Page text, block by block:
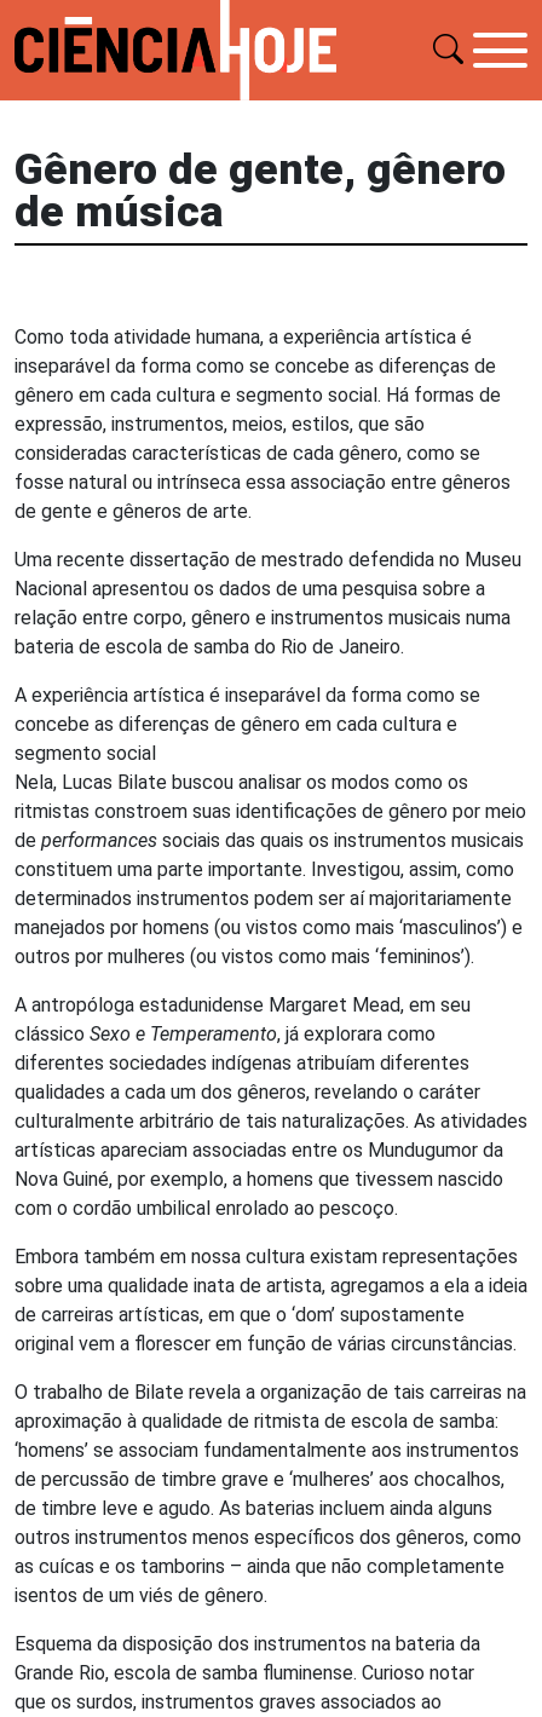
Gênero de gente, gênero
de música
Como toda atividade humana, a experiência artística é
inseparável da forma como se concebe as diferenças de
gênero em cada cultura e segmento social. Há formas de
expressão, instrumentos, meios, estilos, que são
consideradas características de cada gênero, como se
fosse natural ou intrínseca essa associação entre gêneros
de gente e gêneros de arte.
Uma recente dissertação de mestrado defendida no Museu
Nacional apresentou os dados de uma pesquisa sobre a
relação entre corpo, gênero e instrumentos musicais numa
bateria de escola de samba do Rio de Janeiro.
A experiência artística é inseparável da forma como se
concebe as diferenças de gênero em cada cultura e
segmento social
Nela, Lucas Bilate buscou analisar os modos como os
ritmistas constroem suas identificações de gênero por meio
de performances sociais das quais os instrumentos musicais
constituem uma parte importante. Investigou, assim, como
determinados instrumentos podem ser aí majoritariamente
manejados por homens (ou vistos como mais ‘masculinos’) e
outros por mulheres (ou vistos como mais ‘femininos’).
A antropóloga estadunidense Margaret Mead, em seu
clássico Sexo e Temperamento, já explorara como
diferentes sociedades indígenas atribuíam diferentes
qualidades a cada um dos gêneros, revelando o caráter
culturalmente arbitrário de tais naturalizações. As atividades
artísticas apareciam associadas entre os Mundugumor da
Nova Guiné, por exemplo, a homens que tivessem nascido
com o cordão umbilical enrolado ao pescoço.
Embora também em nossa cultura existam representações
sobre uma qualidade inata de artista, agregamos a ela a ideia
de carreiras artísticas, em que o ‘dom’ supostamente
original vem a florescer em função de várias circunstâncias.
O trabalho de Bilate revela a organização de tais carreiras na
aproximação à qualidade de ritmista de escola de samba:
‘homens’ se associam fundamentalmente aos instrumentos
de percussão de timbre grave e ‘mulheres’ aos chocalhos,
de timbre leve e agudo. As baterias incluem ainda alguns
outros instrumentos menos específicos dos gêneros, como
as cuícas e os tamborins – ainda que não completamente
isentos de um viés de gênero.
Esquema da disposição dos instrumentos na bateria da
Grande Rio, escola de samba fluminense. Curioso notar
que os surdos, instrumentos graves associados ao